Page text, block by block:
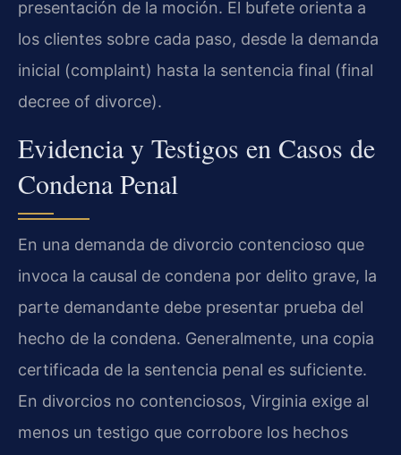
presentación de la moción. El bufete orienta a
los clientes sobre cada paso, desde la demanda
inicial (complaint) hasta la sentencia final (final
decree of divorce).
Evidencia y Testigos en Casos de
Condena Penal
En una demanda de divorcio contencioso que
invoca la causal de condena por delito grave, la
parte demandante debe presentar prueba del
hecho de la condena. Generalmente, una copia
certificada de la sentencia penal es suficiente.
En divorcios no contenciosos, Virginia exige al
menos un testigo que corrobore los hechos